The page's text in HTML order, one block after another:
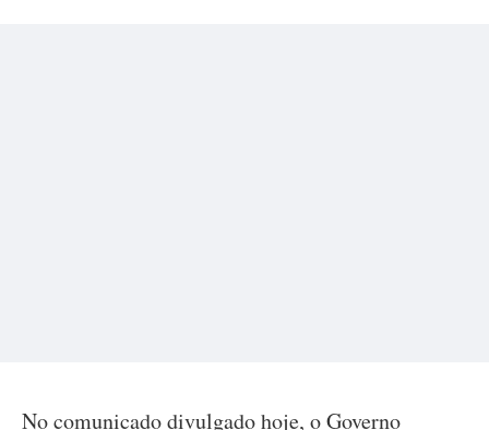
No comunicado divulgado hoje, o Governo